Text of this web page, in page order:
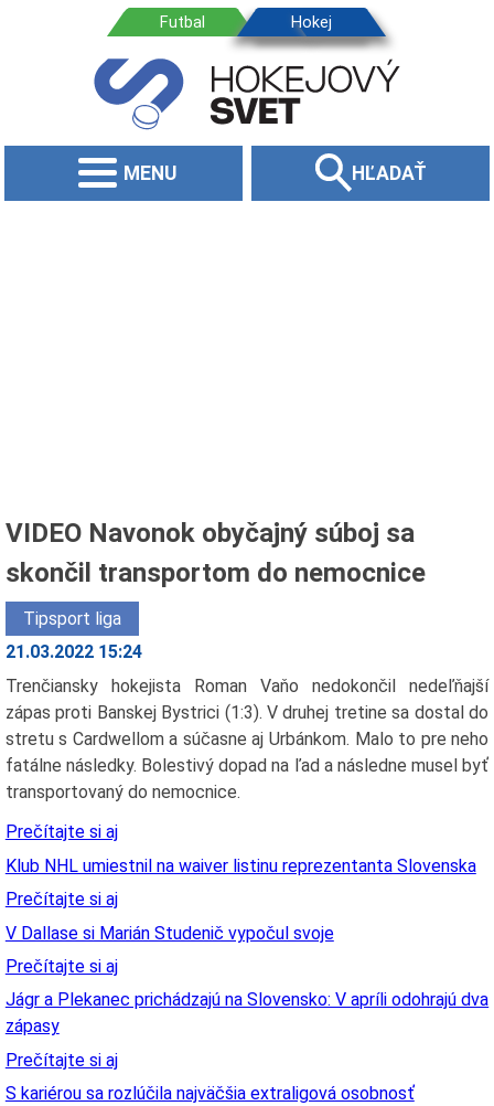
MENU HĽADAŤ
VIDEO Navonok obyčajný súboj sa
skončil transportom do nemocnice
Tipsport liga
21.03.2022 15:24
Trenčiansky hokejista Roman Vaňo nedokončil nedeľňajší
zápas proti Banskej Bystrici (1:3). V druhej tretine sa dostal do
stretu s Cardwellom a súčasne aj Urbánkom. Malo to pre neho
fatálne následky. Bolestivý dopad na ľad a následne musel byť
transportovaný do nemocnice.
Prečítajte si aj
Klub NHL umiestnil na waiver listinu reprezentanta Slovenska
Prečítajte si aj
V Dallase si Marián Studenič vypočul svoje
Prečítajte si aj
Jágr a Plekanec prichádzajú na Slovensko: V apríli odohrajú dva
zápasy
Prečítajte si aj
S kariérou sa rozlúčila najväčšia extraligová osobnosť